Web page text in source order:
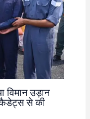
विमान उड़ान
कैडेट्स से की